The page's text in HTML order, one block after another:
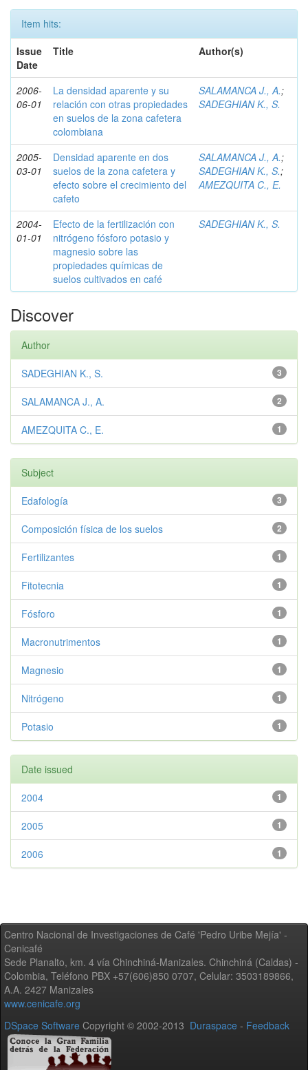
Item hits:
Issue
Date
Title Author(s)
2006-
06-01
La densidad aparente y su
relación con otras propiedades
en suelos de la zona cafetera
colombiana
SALAMANCA J., A.;
SADEGHIAN K., S.
2005-
03-01
Densidad aparente en dos
suelos de la zona cafetera y
efecto sobre el crecimiento del
cafeto
SALAMANCA J., A.;
SADEGHIAN K., S.;
AMEZQUITA C., E.
2004-
01-01
Efecto de la fertilización con
nitrógeno fósforo potasio y
magnesio sobre las
propiedades químicas de
suelos cultivados en café
SADEGHIAN K., S.
Discover
Author
3
SADEGHIAN K., S.
2
SALAMANCA J., A.
1
AMEZQUITA C., E.
Subject
3
Edafología
2
Composición física de los suelos
1
Fertilizantes
1
Fitotecnia
1
Fósforo
1
Macronutrimentos
1
Magnesio
1
Nitrógeno
1
Potasio
Date issued
1
2004
1
2005
1
2006
Centro Nacional de Investigaciones de Café 'Pedro Uribe Mejía' -
Cenicafé
Sede Planalto, km. 4 vía Chinchiná-Manizales. Chinchiná (Caldas) -
Colombia, Teléfono PBX +57(606)850 0707, Celular: 3503189866,
A.A. 2427 Manizales
www.cenicafe.org
DSpace Software Copyright © 2002-2013 Duraspace - Feedback